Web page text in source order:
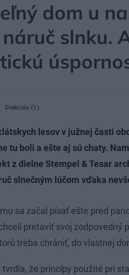
dom u
slnku.
Diskusia (1)
lesov v južnej časti
tu boli a ešte aj sú chaty.
z dielne Stempel & Tesar
slnečným lúčom vďaka
sa začal písať ešte pred
pretaviť svoj zodpovedný
treba chrániť, do vlastnej
že princípy použité pri